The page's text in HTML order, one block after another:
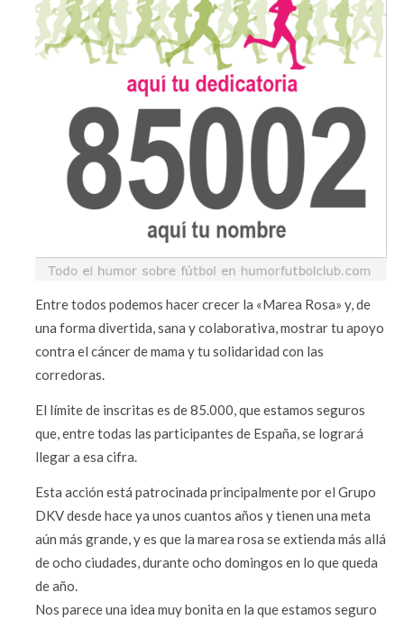
Entre todos podemos hacer crecer la «Marea Rosa» y, de
una forma divertida, sana y colaborativa, mostrar tu apoyo
contra el cáncer de mama y tu solidaridad con las
corredoras.
El límite de inscritas es de 85.000, que estamos seguros
que, entre todas las participantes de España, se logrará
llegar a esa cifra.
Esta acción está patrocinada principalmente por el Grupo
DKV desde hace ya unos cuantos años y tienen una meta
aún más grande, y es que la marea rosa se extienda más allá
de ocho ciudades, durante ocho domingos en lo que queda
de año.
Nos parece una idea muy bonita en la que estamos seguro